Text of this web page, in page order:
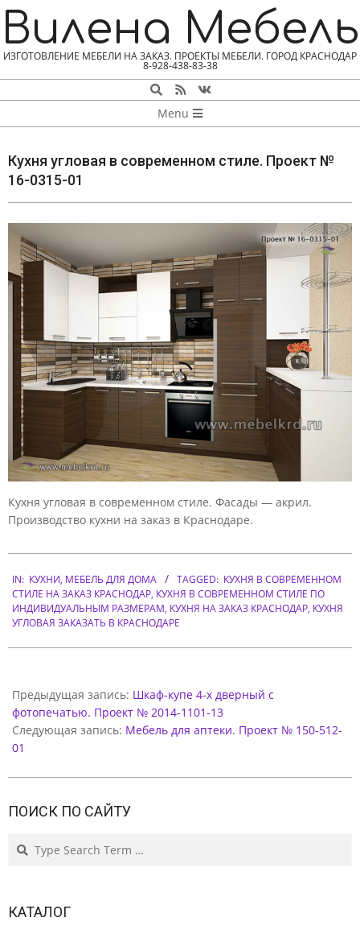
Skip
to
content
Вилена Мебель
ИЗГОТОВЛЕНИЕ МЕБЕЛИ НА ЗАКАЗ. ПРОЕКТЫ МЕБЕЛИ. ГОРОД КРАСНОДАР
8-928-438-83-38
Search
MENU
Menu
Кухня угловая в современном стиле. Проект №
16-0315-01
К
У
Н
О
В
А
В
С
О
Е
М
Е
О
М
И
Кухня угловая в современном стиле. Фасады — акрил.
Производство кухни на заказ в Краснодаре.
02-
12
IN: КУХНИ, МЕБЕЛЬ ДЛЯ ДОМА TAGGED: КУХНЯ В СОВРЕМЕННОМ
СТИЛЕ НА ЗАКАЗ КРАСНОДАР, КУХНЯ В СОВРЕМЕННОМ СТИЛЕ ПО
ИНДИВИДУАЛЬНЫМ РАЗМЕРАМ, КУХНЯ НА ЗАКАЗ КРАСНОДАР, КУХНЯ
УГЛОВАЯ ЗАКАЗАТЬ В КРАСНОДАРЕ
Предыдущая запись: Шкаф-купе 4-х дверный с
фотопечатью. Проект № 2014-1101-13
Следующая запись: Мебель для аптеки. Проект № 150-512-
01
ПОИСК ПО САЙТУ
Search
КАТАЛОГ